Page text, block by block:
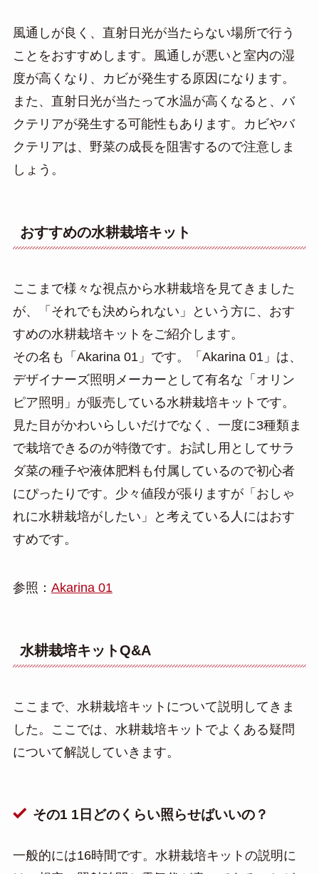
風通しが良く、直射日光が当たらない場所で行う
ことをおすすめします。風通しが悪いと室内の湿
度が高くなり、カビが発生する原因になります。
また、直射日光が当たって水温が高くなると、バ
クテリアが発生する可能性もあります。カビやバ
クテリアは、野菜の成長を阻害するので注意しま
しょう。
おすすめの水耕栽培キット
ここまで様々な視点から水耕栽培を見てきました
が、「それでも決められない」という方に、おす
すめの水耕栽培キットをご紹介します。
その名も「Akarina 01」です。「Akarina 01」は、
デザイナーズ照明メーカーとして有名な「オリン
ピア照明」が販売している水耕栽培キットです。
見た目がかわいらしいだけでなく、一度に3種類ま
で栽培できるのが特徴です。お試し用としてサラ
ダ菜の種子や液体肥料も付属しているので初心者
にぴったりです。少々値段が張りますが「おしゃ
れに水耕栽培がしたい」と考えている人にはおす
すめです。
参照： Akarina 01
水耕栽培キットQ&A
ここまで、水耕栽培キットについて説明してきま
した。ここでは、水耕栽培キットでよくある疑問
について解説していきます。
その1 1日どのくらい照らせばいいの？
一般的には16時間です。水耕栽培キットの説明に